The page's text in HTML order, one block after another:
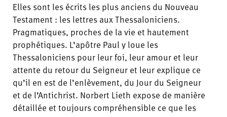
Elles sont les écrits les plus anciens du Nouveau
Testament : les lettres aux Thessaloniciens.
Pragmatiques, proches de la vie et hautement
prophétiques. L’apôtre Paul y loue les
Thessaloniciens pour leur foi, leur amour et leur
attente du retour du Seigneur et leur explique ce
qu’il en est de l’enlèvement, du Jour du Seigneur
et de l’Antichrist. Norbert Lieth expose de manière
détaillée et toujours compréhensible ce que les